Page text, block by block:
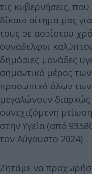
τις κυβερνήσεις,
δίκαιο αίτημα μας
τους σε αορίστου
συνάδελφοι
δημόσιες μονάδες
σημαντικό μέρος
προσωπικό όλων των
μεγαλώνουν
συνεχιζόμενη
στην Υγεία (από
τον Αύγουστο 2024) .
Ζητάμε να